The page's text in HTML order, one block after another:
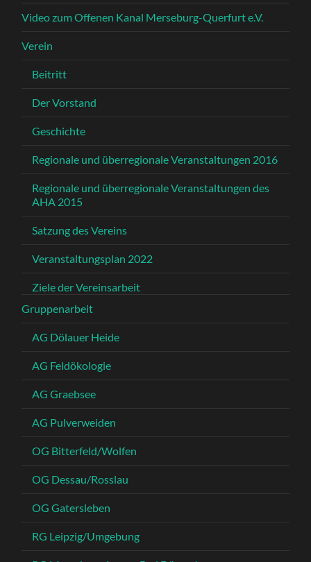
Video zum Offenen Kanal Merseburg-Querfurt e.V.
Verein
Beitritt
Der Vorstand
Geschichte
Regionale und überregionale Veranstaltungen 2016
Regionale und überregionale Veranstaltungen des
AHA 2015
Satzung des Vereins
Veranstaltungsplan 2022
Ziele der Vereinsarbeit
Gruppenarbeit
AG Dölauer Heide
AG Feldökologie
AG Graebsee
AG Pulverweiden
OG Bitterfeld/Wolfen
OG Dessau/Rosslau
OG Gatersleben
RG Leipzig/Umgebung